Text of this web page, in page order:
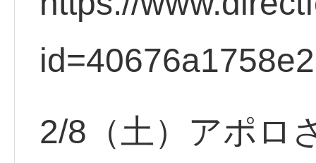
2/8（土）アポ